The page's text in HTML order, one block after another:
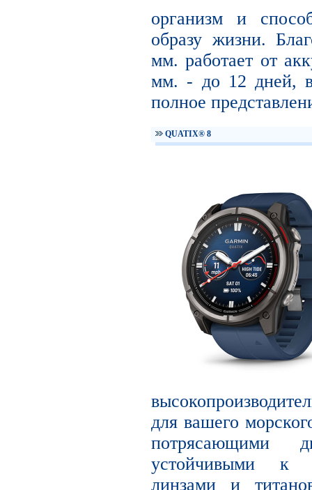
организм и
образу жизни.
мм. работает от
мм. - до 12 дней,
полное
QUATIX® 8
для вашего
потрясающими
устойчивыми к
линзами и